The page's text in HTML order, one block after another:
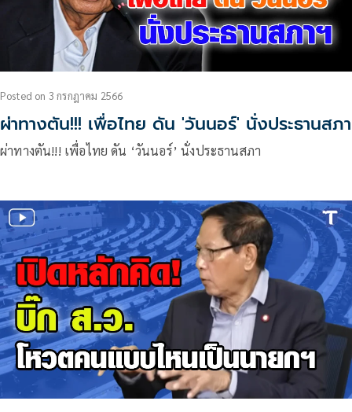
Posted on 3 กรกฎาคม 2566
ผ่าทางตัน!!! เพื่อไทย ดัน 'วันนอร์' นั่งประธานสภา
ผ่าทางตัน!!! เพื่อไทย ดัน ‘วันนอร์’ นั่งประธานสภา